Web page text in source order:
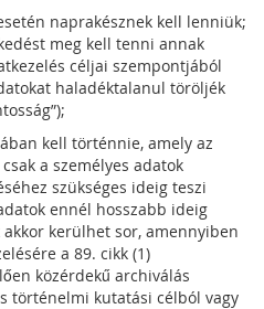
naprakésznek kell lenniük;
meg kell tenni annak
céljai szempontjából
haladéktalanul töröljék
kell történnie, amely az
a személyes adatok
szükséges ideig teszi
ennél hosszabb ideig
kerülhet sor, amennyiben
a 89. cikk (1)
közérdekű archiválás
történelmi kutatási célból vagy